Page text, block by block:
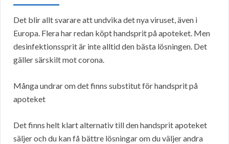
Det blir allt svarare att undvika det nya viruset, även i
Europa. Flera har redan köpt handsprit på apoteket. Men
desinfektionssprit är inte alltid den bästa lösningen. Det
gäller särskilt mot corona.
Många undrar om det finns substitut för handsprit på
apoteket
Det finns helt klart alternativ till den handsprit apoteket
säljer och du kan få bättre lösningar om du väljer andra